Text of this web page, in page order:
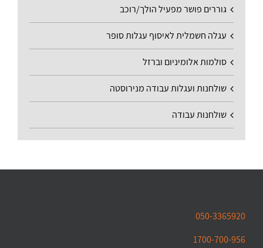
גוררים פושר מפעיל הולך/רוכב
עגלה חשמלית לאיסוף עגלות סופר
סולמות אלומיניום וברזל
שולחנות ועגלות עבודה מנירוסטה
שולחנות עבודה
050-3365920
1700-700-956